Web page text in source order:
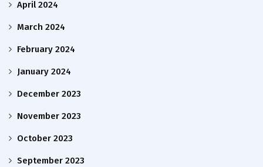
April 2024
March 2024
February 2024
January 2024
December 2023
November 2023
October 2023
September 2023